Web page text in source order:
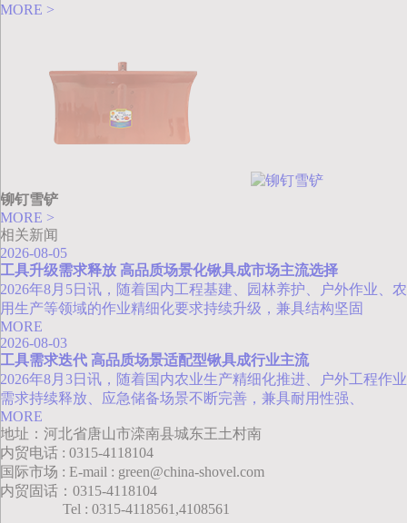
MORE >
铆钉雪铲
MORE >
相关新闻
2026-08-05
工具升级需求释放 高品质场景化锹具成市场主流选择
2026年8月5日讯，随着国内工程基建、园林养护、户外作业、农
用生产等领域的作业精细化要求持续升级，兼具结构坚固
MORE
2026-08-03
工具需求迭代 高品质场景适配型锹具成行业主流
2026年8月3日讯，随着国内农业生产精细化推进、户外工程作业
需求持续释放、应急储备场景不断完善，兼具耐用性强、
MORE
地址：河北省唐山市滦南县城东王土村南
内贸电话 : 0315-4118104
国际市场 : E-mail : green@china-shovel.com
内贸固话：0315-4118104
Tel : 0315-4118561,4108561